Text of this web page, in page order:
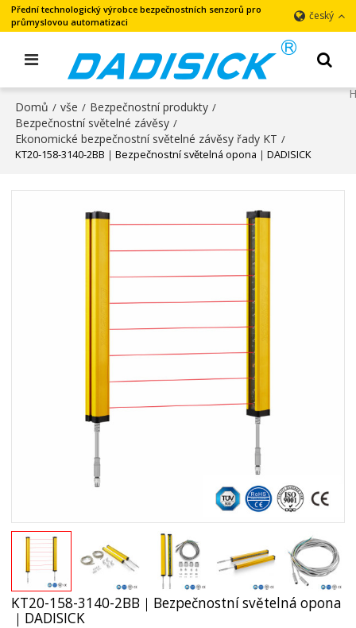
Přední technologický výrobce bezpečnostních senzorů pro
průmyslovou automatizaci
český
Domů / vše / Bezpečnostní produkty /
Bezpečnostní světelné závěsy /
Ekonomické bezpečnostní světelné závěsy řady KT /
KT20-158-3140-2BB｜Bezpečnostní světelná opona｜DADISICK
KT20-158-3140-2BB｜Bezpečnostní světelná opona
｜DADISICK